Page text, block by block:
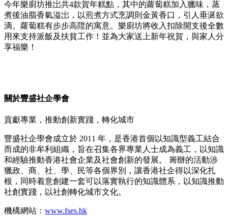
今年樂廚坊推岀共4款賀年糕點，其中的蘿蔔糕加入臘味，蒸
煮後油脂香氣溢岀，以煎煮方式烹調則金黃香口，引人垂涎欲
滴。蘿蔔糕有步步高陞的寓意。樂廚坊將收入扣除開支後全數
用來支持派飯及扶貧工作！並為大家送上新年祝賀，與家人分
享福樂！
關於豐盛社企學會
貢獻專業，推動創新實踐，轉化城市
豐盛社企學會成立於 2011 年，是香港首個以知識型義工結合
而成的非牟利組織，旨在召集各界專業人士成為義工，以知識
和經驗推動香港社會企業及社會創新的發展。 籌辦的活動涉
獵政、商、社、學、民等各個界別，讓香港社企得以深化扎
根，同時着意創建一套可以落實執行的知識體系，以知識推動
社創實踐，以社創轉化城市文化。
機構網站： www.fses.hk